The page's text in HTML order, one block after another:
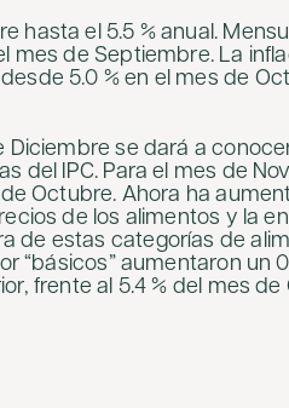
hasta el 5.5 % anual.
mes de Septiembre. La
5.0 % en el mes de
Diciembre se dará a
del IPC. Para el mes de
Octubre. Ahora ha
de los alimentos y la
de estas categorías de
“básicos” aumentaron un
frente al 5.4 % del mes de